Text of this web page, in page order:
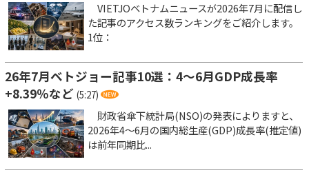
VIETJOベトナムニュースが2026年7月に配信し
た記事のアクセス数ランキングをご紹介します。
1位：
26年7月ベトジョー記事10選：4～6月GDP成長率
+8.39％など (5:27)
財政省傘下統計局(NSO)の発表によりますと、
2026年4～6月の国内総生産(GDP)成長率(推定値)
は前年同期比...